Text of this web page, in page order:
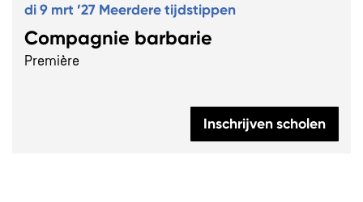
Compagnie barbarie
Première
di 9 mrt ’27 Meerdere tijdstippen
Inschrijven scholen